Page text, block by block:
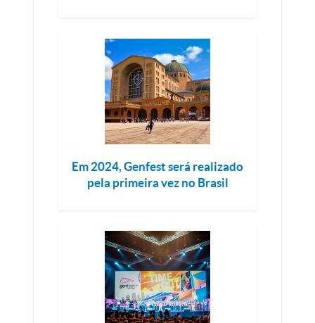
Em 2024, Genfest será realizado
pela primeira vez no Brasil